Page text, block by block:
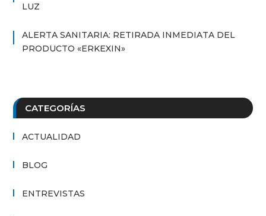
LUZ
ALERTA SANITARIA: RETIRADA INMEDIATA DEL
PRODUCTO «ERKEXIN»
CATEGORÍAS
ACTUALIDAD
BLOG
ENTREVISTAS